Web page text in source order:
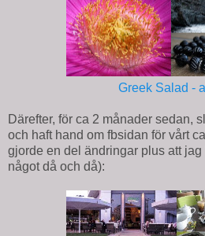
Greek Salad -
Därefter, för ca 2 månader sedan,
och haft hand om fbsidan för vårt
gjorde en del ändringar plus att
något då och då):